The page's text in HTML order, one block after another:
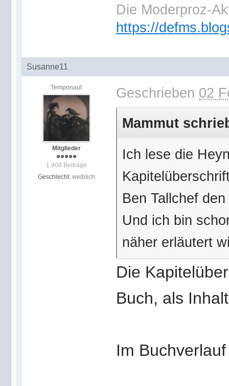
Die Moderproz-
https://
Susanne11
Temponaut
Mitglieder
1.908 Beiträge
Geschlecht: weiblich
Geschrieben 02
Mammut
Ich lese die
Ben Tallchef
Und ich bin
näher erläutert
Die
Buch, als
Im